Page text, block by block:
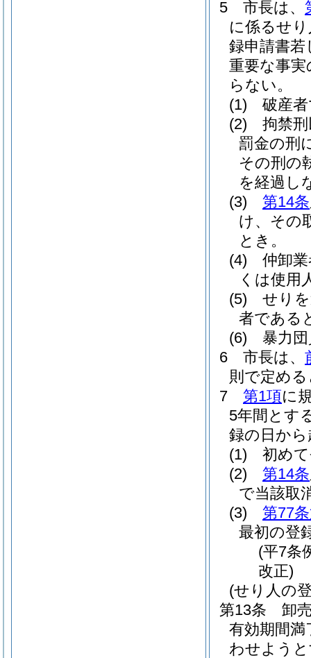
5
市長は、
に係るせ
録申請書
重要な事
らない。
(1)
破産
(2)
拘禁
罰金の刑
その刑の
を経過し
(3)
第14条
け、その
とき。
(4)
仲卸
くは使用
(5)
せり
者である
(6)
暴力
6
市長は、
則で定め
7
第1項に
5年間とす
録の日か
(1)
初め
(2)
第14条
で当該取
(3)
第77
最初の登
(平7条
改正)
(せり人の
第13条
卸
有効期間
わせよう